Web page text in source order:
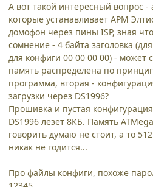
А вот такой интересный вопрос -
которые устанавливает АРМ
домофон через пины ISP, зная
сомнение - 4 байта заголовка
для конфиги 00 00 00 00) - может
память распределена по
программа, вторая -
загрузки через DS1996?
Прошивка и пустая
DS1996 лезет 8КБ. Память
говорить думаю не стоит, а то
никак не годится...
Про файлы конфиги, похоже